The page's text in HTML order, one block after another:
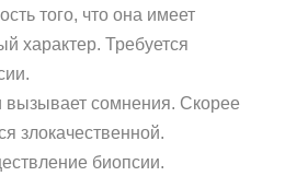
того, что она имеет
характер. Требуется
вызывает сомнения. Скорее
злокачественной.
биопсии.